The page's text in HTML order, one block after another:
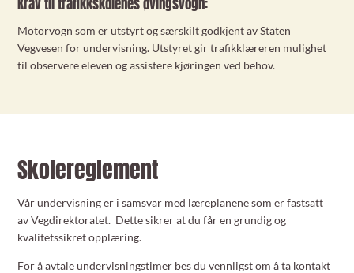
Motorvogn som er utstyrt og særskilt godkjent av Staten
Vegvesen for undervisning. Utstyret gir trafikklæreren mulighet
til observere eleven og assistere kjøringen ved behov.
Skolereglement
Vår undervisning er i samsvar med læreplanene som er fastsatt
av Vegdirektoratet. Dette sikrer at du får en grundig og
kvalitetssikret opplæring.
For å avtale undervisningstimer bes du vennligst om å ta kontakt